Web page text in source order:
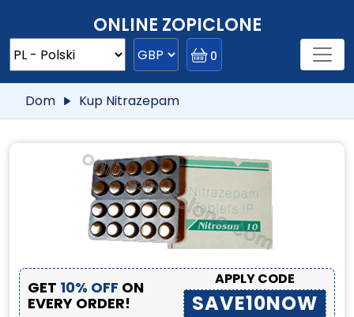
ONLINE ZOPICLONE
0
Dom Kup Nitrazepam
GET 10% OFF ON
EVERY ORDER!
APPLY CODE
SAVE10NOW